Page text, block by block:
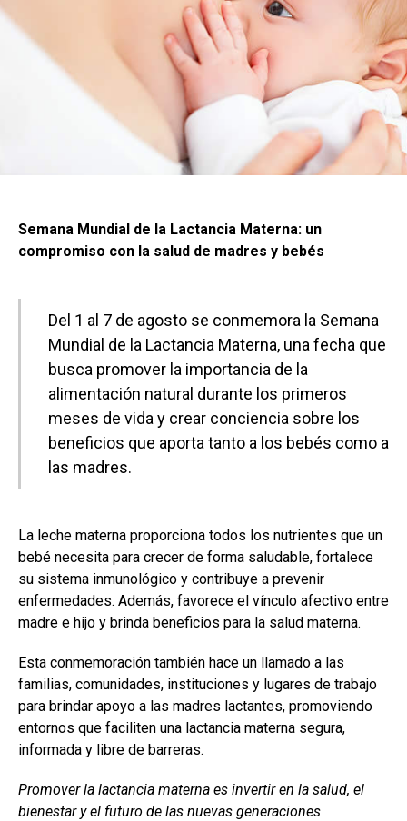
Semana Mundial de la Lactancia Materna: un
compromiso con la salud de madres y bebés
Del 1 al 7 de agosto se conmemora la Semana
Mundial de la Lactancia Materna, una fecha que
busca promover la importancia de la
alimentación natural durante los primeros
meses de vida y crear conciencia sobre los
beneficios que aporta tanto a los bebés como a
las madres.
La leche materna proporciona todos los nutrientes que un
bebé necesita para crecer de forma saludable, fortalece
su sistema inmunológico y contribuye a prevenir
enfermedades. Además, favorece el vínculo afectivo entre
madre e hijo y brinda beneficios para la salud materna.
Esta conmemoración también hace un llamado a las
familias, comunidades, instituciones y lugares de trabajo
para brindar apoyo a las madres lactantes, promoviendo
entornos que faciliten una lactancia materna segura,
informada y libre de barreras.
Promover la lactancia materna es invertir en la salud, el
bienestar y el futuro de las nuevas generaciones